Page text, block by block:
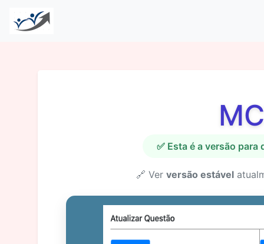
✅ Esta é a versão
🔗 Ver versão estável